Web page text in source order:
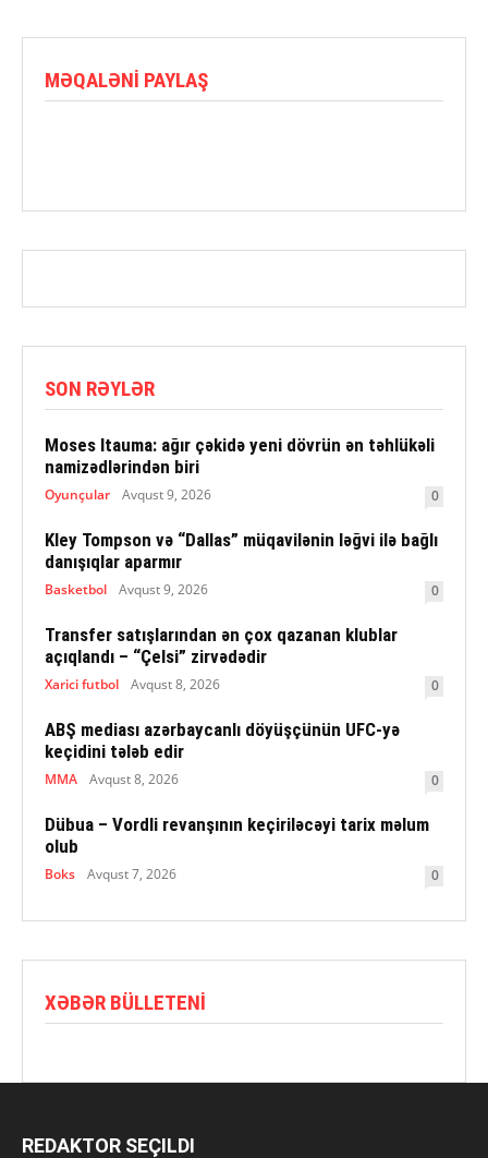
MƏQALƏNI PAYLAŞ
SON RƏYLƏR
Moses Itauma: ağır çəkidə yeni dövrün ən təhlükəli
namizədlərindən biri
Oyunçular Avqust 9, 2026 0
Kley Tompson və “Dallas” müqavilənin ləğvi ilə bağlı
danışıqlar aparmır
Basketbol Avqust 9, 2026 0
Transfer satışlarından ən çox qazanan klublar
açıqlandı – “Çelsi” zirvədədir
Xarici futbol Avqust 8, 2026 0
ABŞ mediası azərbaycanlı döyüşçünün UFC-yə
keçidini tələb edir
MMA Avqust 8, 2026 0
Dübua – Vordli revanşının keçiriləcəyi tarix məlum
olub
Boks Avqust 7, 2026 0
XƏBƏR BÜLLETENI
REDAKTOR SEÇILDI